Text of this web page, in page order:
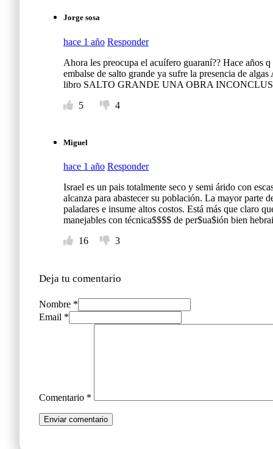
Jorge sosa
hace 1 año Responder
Ahora les preocupa el acuífero guaraní?? Hace años
embalse de salto grande ya sufre la presencia de
libro SALTO GRANDE UNA OBRA
5
4
Miguel
hace 1 año Responder
Israel es un pais totalmente seco y semi árido con
alcanza para abastecer su población. La mayor parte
paladares e insume altos costos. Está más que claro
manejables con técnica$$$$ de per$ua$ión bien
16
3
Deja tu comentario
Nombre *
Email *
Comentario *